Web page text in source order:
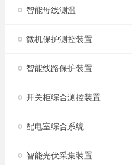
智能母线测温
微机保护测控装置
智能线路保护装置
开关柜综合测控装置
配电室综合系统
智能光伏采集装置